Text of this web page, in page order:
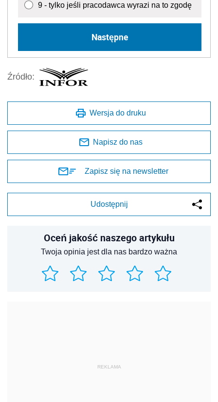
9 - tylko jeśli pracodawca wyrazi na to zgodę
Następne
Źródło:
Wersja do druku
Napisz do nas
Zapisz się na newsletter
Udostępnij
Oceń jakość naszego artykułu
Twoja opinia jest dla nas bardzo ważna
REKLAMA